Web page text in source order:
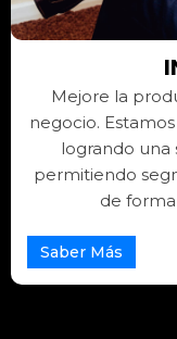
Mejore la
negocio.
logrando una
permitiendo
de
Saber Más